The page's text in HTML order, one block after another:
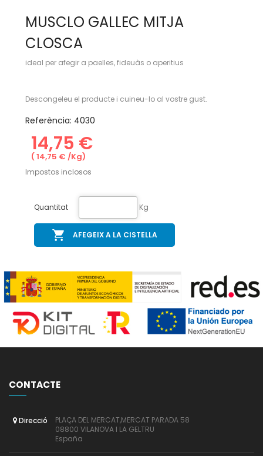
MUSCLO GALLEC MITJA
CLOSCA
ideal per afegir a paelles, fideuàs o aperitius
Descongeleu el producte i cuineu-lo al vostre gust.
Referència: 4030
14,75 €
( 14,75 € /Kg)
Impostos inclosos
Quantitat Kg
AFEGEIX A LA CISTELLA
CONTACTE
Direcció
PLAÇA DEL MERCAT,MERCAT PARADA 58
08800 VILANOVA I LA GELTRU
España